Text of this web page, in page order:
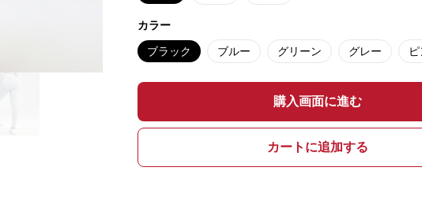
カラー
ブラック ブルー グリーン グレー
購入画面に進む
カートに追加する